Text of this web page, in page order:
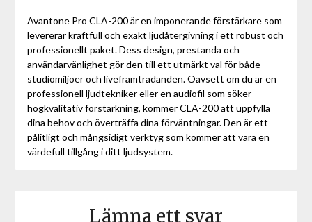
Avantone Pro CLA-200 är en imponerande förstärkare som
levererar kraftfull och exakt ljudåtergivning i ett robust och
professionellt paket. Dess design, prestanda och
användarvänlighet gör den till ett utmärkt val för både
studiomiljöer och liveframträdanden. Oavsett om du är en
professionell ljudtekniker eller en audiofil som söker
högkvalitativ förstärkning, kommer CLA-200 att uppfylla
dina behov och överträffa dina förväntningar. Den är ett
pålitligt och mångsidigt verktyg som kommer att vara en
värdefull tillgång i ditt ljudsystem.
Lämna ett svar